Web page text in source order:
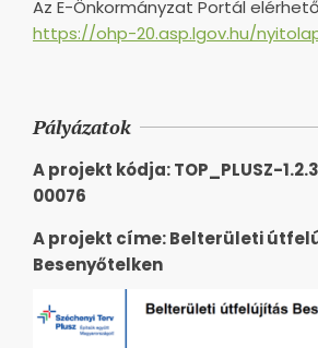
Az E-Önkormányzat Portál
https://ohp-20.asp.lgov.hu/
Pályázatok
A projekt kódja: TOP_PLUSZ-
00076
A projekt címe: Belterületi
Besenyőtelken